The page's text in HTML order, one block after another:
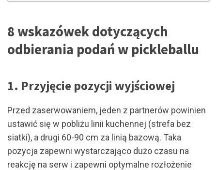
8 wskazówek dotyczących
odbierania podań w pickleballu
1. Przyjęcie pozycji wyjściowej
Przed zaserwowaniem, jeden z partnerów powinien
ustawić się w pobliżu linii kuchennej (strefa bez
siatki), a drugi 60-90 cm za linią bazową. Taka
pozycja zapewni wystarczająco dużo czasu na
reakcję na serw i zapewni optymalne rozłożenie